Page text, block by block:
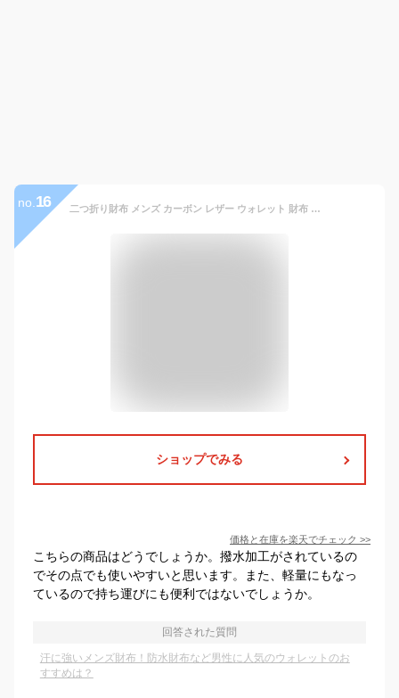
no. 16 二つ折り財布 メンズ カーボン レザー ウォレット 財布 合成皮革 サイフ 財布 お札入れ 小銭入れ コインケース 二つ折り 軽量 バイカラー 軽量 耐久性 撥水性 新生活 社会人 ビジネス 就職祝い 昇進祝い フォーマル プレゼント ギフト
ショップでみる
価格と在庫を楽天でチェック >>
こちらの商品はどうでしょうか。撥水加工がされているの
でその点でも使いやすいと思います。また、軽量にもなっ
ているので持ち運びにも便利ではないでしょうか。
回答された質問
汗に強いメンズ財布！防水財布など男性に人気のウォレットのお
すすめは？